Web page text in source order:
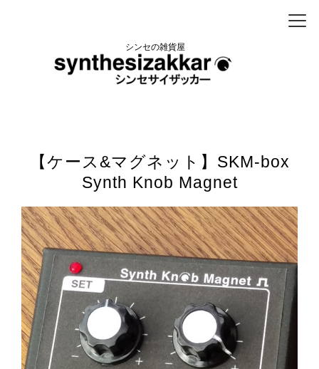
シンセの雑貨屋
【ケース&マグネット】SKM-box
Synth Knob Magnet